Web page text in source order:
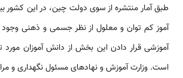
آموز کم توان و معلول از نظر جسمی و ذهنی
آموزشی قرار دادن این بخش از دانش آموزان مورد
است. وزارت آموزش و نهادهای مسئول نگهداری و